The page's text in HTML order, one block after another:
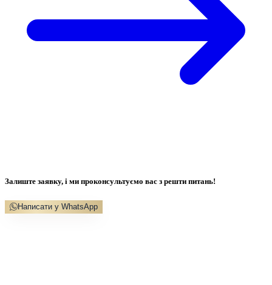
Залиште заявку, і ми проконсультуємо вас з решти питань!
Написати у WhatsApp